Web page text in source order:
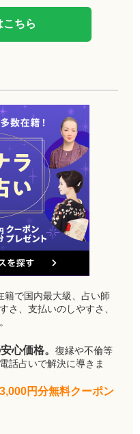
こちら
籍で国内最大級、占い師
さ、支払いのしやすさ、
心価格。復縁や不倫等
話占いで解決に導きま
3,000円分無料クーポン